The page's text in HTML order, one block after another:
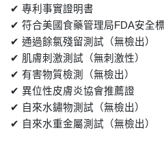
✔ 專利事實證明書
✔ 符合美國食藥管理局FDA安全
✔ 通過餘氯殘留測試（無檢出）
✔ 肌膚刺激測試（無刺激性）
✔ 有害物質檢測（無檢出）
✔ 異位性皮膚炎協會推薦證
✔ 自來水鏽物測試（無檢出）
✔ 自來水重金屬測試（無檢出）